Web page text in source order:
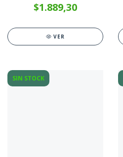
$1.889,30
VER
SIN STOCK